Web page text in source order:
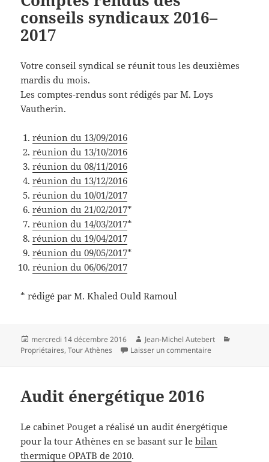
conseils syndicaux 2016–
2017
Votre conseil syndical se réunit tous les deuxièmes
mardis du mois.
Les comptes-rendus sont rédigés par M. Loys
Vautherin.
réunion du 13/09/2016
réunion du 13/10/2016
réunion du 08/11/2016
réunion du 13/12/2016
réunion du 10/01/2017
réunion du 21/02/2017*
réunion du 14/03/2017*
réunion du 19/04/2017
réunion du 09/05/2017*
réunion du 06/06/2017
* rédigé par M. Khaled Ould Ramoul
Publié
le
mercredi 14 décembre 2016 Auteur
Jean-Michel Autebert
Propriétaires,Tour Athènes Laisser un commentaire
Audit énergétique 2016
Le cabinet Pouget a réalisé un audit énergétique
pour la tour Athènes en se basant sur lebilan
thermique OPATB de 2010.